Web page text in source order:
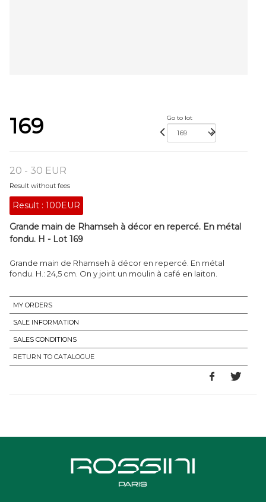
169 Go to lot
20 - 30 EUR
Result without fees
Result : 100EUR
Grande main de Rhamseh à décor en repercé. En métal
fondu. H - Lot 169
Grande main de Rhamseh à décor en repercé. En métal
fondu. H.: 24,5 cm. On y joint un moulin à café en laiton.
MY ORDERS
SALE INFORMATION
SALES CONDITIONS
RETURN TO CATALOGUE